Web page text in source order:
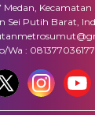
Medan, Kecamatan
Sei Putih Barat,
Wa : 081377036177